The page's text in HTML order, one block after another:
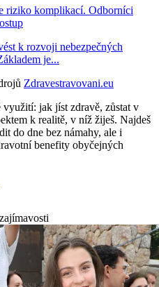
riziko komplikací. Odborníci
k rozvoji nebezpečných
je...
Zdravestravovani.eu
jak jíst zdravě, zůstat v
k realitě, v níž žiješ. Najdeš
do dne bez námahy, ale i
benefity obyčejných